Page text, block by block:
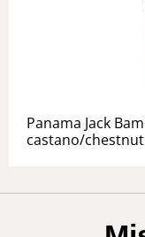
Panama Jack
castano/chestnut